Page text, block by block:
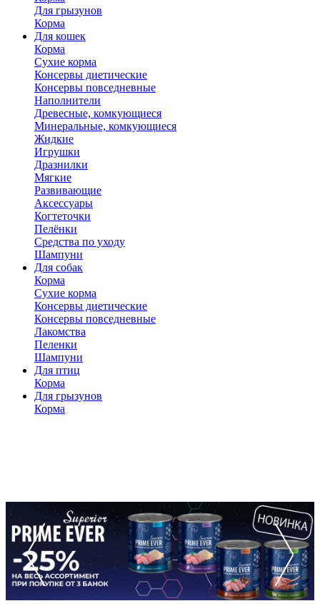
Для грызунов
Корма
Для кошек
Корма
Сухие корма
Консервы диетические
Консервы повседневные
Наполнители
Древесные, комкующиеся
Минеральные, комкующиеся
Жидкие
Игрушки
Дразнилки
Мягкие
Развивающие
Аксессуары
Когтеточки
Пелёнки
Средства по уходу
Шампуни
Для собак
Корма
Сухие корма
Консервы диетические
Консервы повседневные
Лакомства
Пеленки
Шампуни
Для птиц
Корма
Для грызунов
Корма